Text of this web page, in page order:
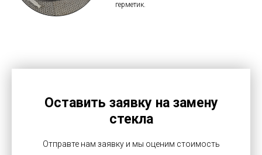
герметик.
Оставить заявку на замену
стекла
Отправте нам заявку и мы оценим стоимость